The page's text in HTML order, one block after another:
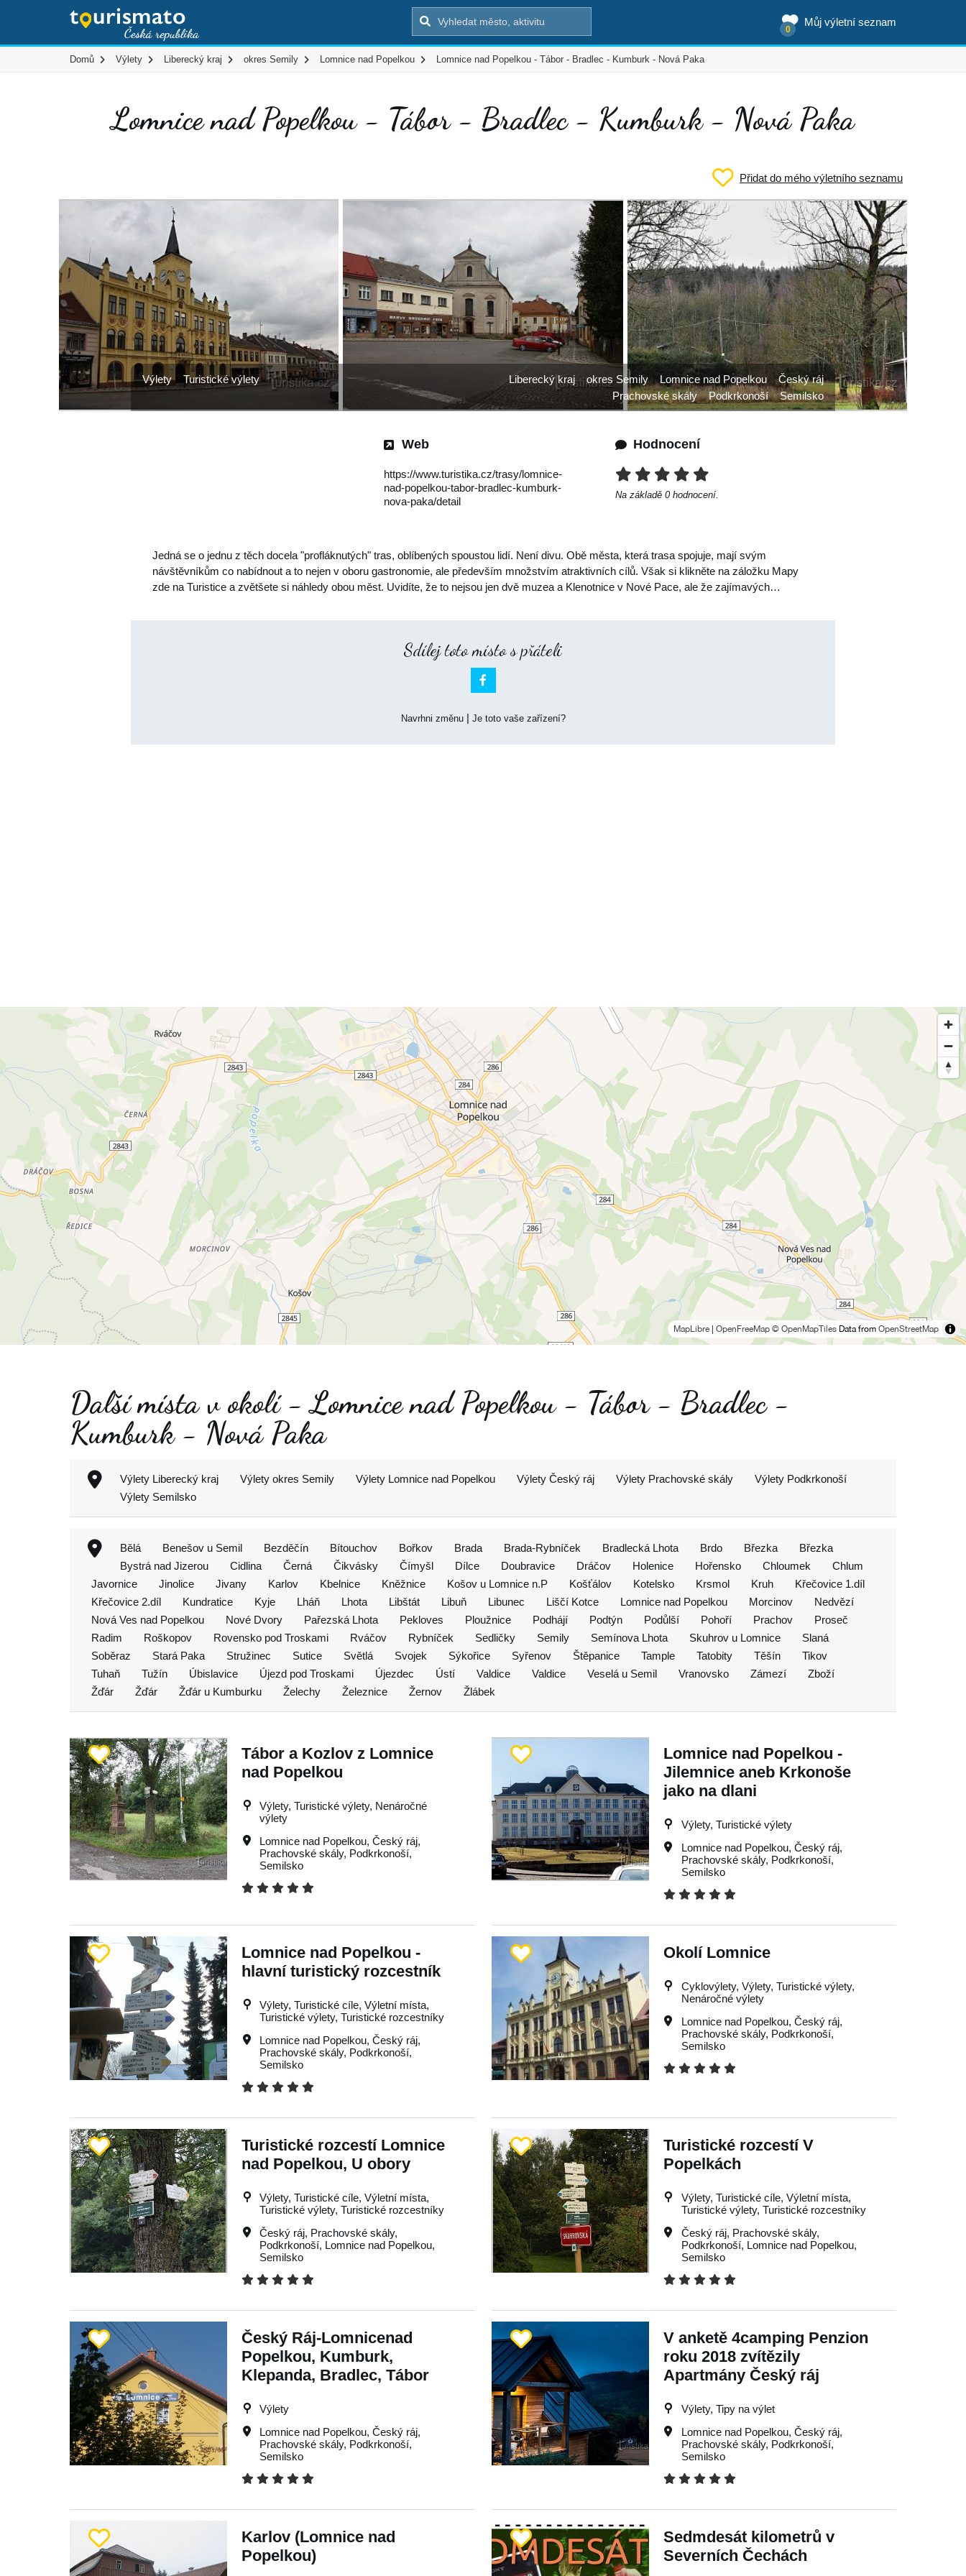
Můj výletní seznam
0
Domů Výlety Liberecký kraj okres Semily Lomnice nad Popelkou Lomnice nad Popelkou - Tábor - Bradlec - Kumburk - Nová Paka
Lomnice nad Popelkou - Tábor - Bradlec - Kumburk - Nová Paka
Přidat do mého výletního seznamu
Web
https://www.turistika.cz/trasy/lomnice-
nad-popelkou-tabor-bradlec-kumburk-
nova-paka/detail
Hodnocení
Na základě 0 hodnocení.
Jedná se o jednu z těch docela "profláknutých" tras, oblíbených spoustou lidí. Není divu. Obě města, která trasa spojuje, mají svým
návštěvníkům co nabídnout a to nejen v oboru gastronomie, ale především množstvím atraktivních cílů. Však si klikněte na záložku Mapy
zde na Turistice a zvětšete si náhledy obou měst. Uvidíte, že to nejsou jen dvě muzea a Klenotnice v Nové Pace, ale že zajímavých…
Výlety Turistické výlety Liberecký kraj okres Semily Lomnice nad Popelkou
Český ráj
Prachovské skály
Podkrkonoší Semilsko
Sdílej toto místo s přáteli

Navrhni změnu| Je toto vaše zařízení?
MapLibre OpenFreeMap © OpenMapTiles Data from OpenStreetMap
Další místa v okolí - Lomnice nad Popelkou - Tábor - Bradlec -
Kumburk - Nová Paka
Výlety Liberecký kraj Výlety okres Semily Výlety Lomnice nad Popelkou Výlety Český ráj Výlety Prachovské skály
Výlety Podkrkonoší
Výlety Semilsko
Bělá Benešov u Semil Bezděčín Bítouchov Bořkov Brada Brada-Rybníček Bradlecká Lhota Brdo Březka
Březka
Bystrá nad Jizerou
Cidlina Černá Čikvásky Čímyšl Dílce Doubravice Dráčov Holenice Hořensko Chloumek
Chlum
Javornice
Jinolice Jivany Karlov Kbelnice Kněžnice Košov u Lomnice n.P Košťálov Kotelsko Krsmol Kruh
Křečovice 1.díl
Křečovice 2.díl
Kundratice Kyje Lháň Lhota Libštát Libuň Libunec Liščí Kotce Lomnice nad Popelkou Morcinov
Nedvězí
Nová Ves nad Popelkou
Nové Dvory Pařezská Lhota Pekloves Ploužnice Podhájí Podtýn Podůlší Pohoří Prachov
Proseč
Radim
Roškopov Rovensko pod Troskami Rváčov Rybníček Sedličky Semily Semínova Lhota Skuhrov u Lomnice
Slaná
Soběraz
Stará Paka Stružinec Sutice Světlá Svojek Sýkořice Syřenov Štěpanice Tample Tatobity Těšín
Tikov
Tuhaň
Tužín Úbislavice Újezd pod Troskami Újezdec Ústí Valdice Valdice Veselá u Semil Vranovsko Zámezí
Zboží
Žďár
Žďár Žďár u Kumburku Želechy Železnice Žernov Žlábek
Tábor a Kozlov z Lomnice
nad Popelkou
Výlety, Turistické výlety, Nenáročné
výlety
Lomnice nad Popelkou,Český ráj,
Prachovské skály, Podkrkonoší,
Semilsko
Lomnice nad Popelkou -
Jilemnice aneb Krkonoše
jako na dlani
Výlety, Turistické výlety
Lomnice nad Popelkou, Český ráj,
Prachovské skály, Podkrkonoší,
Semilsko
Lomnice nad Popelkou -
hlavní turistický rozcestník
Výlety, Turistické cíle, Výletní místa,
Turistické výlety, Turistické rozcestníky
Lomnice nad Popelkou,Český ráj,
Prachovské skály, Podkrkonoší,
Semilsko
Okolí Lomnice
Cyklovýlety, Výlety, Turistické výlety,
Nenáročné výlety
Lomnice nad Popelkou, Český ráj,
Prachovské skály, Podkrkonoší,
Semilsko
Turistické rozcestí Lomnice
nad Popelkou, U obory
Výlety, Turistické cíle, Výletní místa,
Turistické výlety, Turistické rozcestníky
Český ráj, Prachovské skály,
Podkrkonoší, Lomnice nad Popelkou,
Semilsko
Turistické rozcestí V
Popelkách
Výlety, Turistické cíle, Výletní místa,
Turistické výlety, Turistické rozcestníky
Český ráj, Prachovské skály,
Podkrkonoší, Lomnice nad Popelkou,
Semilsko
Český Ráj-Lomnicenad
Popelkou, Kumburk,
Klepanda, Bradlec, Tábor
Výlety
Lomnice nad Popelkou,Český ráj,
Prachovské skály, Podkrkonoší,
Semilsko
V anketě 4camping Penzion
roku 2018 zvítězily
Apartmány Český ráj
Výlety, Tipy na výlet
Lomnice nad Popelkou, Český ráj,
Prachovské skály, Podkrkonoší,
Semilsko
Karlov (Lomnice nad
Popelkou)
Sedmdesát kilometrů v
Severních Čechách